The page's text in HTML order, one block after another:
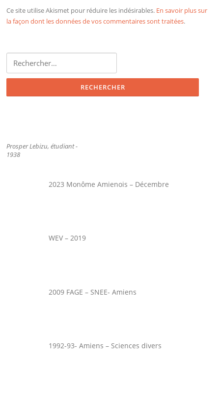
Ce site utilise Akismet pour réduire les indésirables. En savoir plus sur
la façon dont les données de vos commentaires sont traitées.
Prosper Lebizu, étudiant -
1938
2023 Monôme Amienois – Décembre
WEV – 2019
2009 FAGE – SNEE- Amiens
1992-93- Amiens – Sciences divers